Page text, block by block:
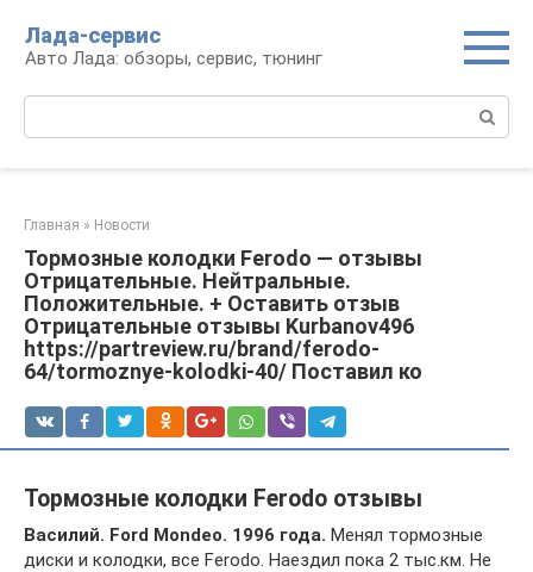
контенту
Лада-сервис
Авто Лада: обзоры, сервис, тюнинг
Главная » Новости
Тормозные колодки Ferodo — отзывы
Отрицательные. Нейтральные.
Положительные. + Оставить отзыв
Отрицательные отзывы Kurbanov496
https://partreview.ru/brand/ferodo-
64/tormoznye-kolodki-40/ Поставил ко
Тормозные колодки Ferodo отзывы
Василий. Ford Mondeo. 1996 года. Менял тормозные
диски и колодки, все Ferodo. Наездил пока 2 тыс.км. Не